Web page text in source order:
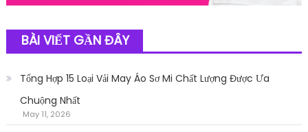
BÀI VIẾT GẦN ĐÂY
Tổng Hợp 15 Loại Vải May Áo Sơ Mi Chất Lượng Được Ưa
Chuộng Nhất
May 11, 2026